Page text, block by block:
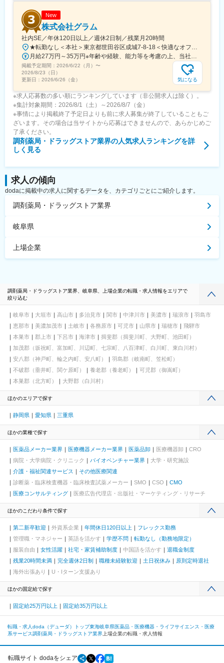
New
株式会社グラム
社内SE／年休120日以上／週休2日制／残業月20時間
★転勤なし＜本社＞東京都世田谷区成城7-8-18＜快適なオフィスも魅力！＞別荘みたいで解放感もあり、居心地抜群のオフィスです！※屋内全面禁煙
月給27万円～35万円※年齢や経験、能力等を考慮の上、当社規定により決定・優遇いたします。※残業代は別途全額支給。
掲載予定期間： 2026/6/22（月） 〜
2026/8/23（日）
更新日： 2026/6/26（金） 気になる
※求人応募数の多い順にランキングしています（非公開求人は除く）。
※集計対象期間：2026/8/1（土）～2026/8/7（金）
※事情により掲載終了予定日よりも前に求人募集が終了していることもご
ざいます。その場合は当サイトから応募はできませんので、あらかじめご
了承ください。
調剤薬局・ドラッグストア業界の人気求人ランキングを詳
しく見る
求人の傾向
dodaに掲載中の求人に関するデータを、カテゴリごとにご紹介します。
調剤薬局・ドラッグストア業界
岐阜県
上場企業
調剤薬局・ドラッグストア業界、岐阜県、上場企業の転職・求人情報をエリアで
絞り込む
岐阜市 大垣市 高山市 多治見市 関市 中津川市 美濃市 瑞浪市
羽島市
恵那市
美濃加茂市 土岐市 各務原市 可児市 山県市 瑞穂市
飛騨市
本巣市
郡上市 下呂市 海津市
揖斐郡（揖斐川町、大野町、池田町）
加茂郡（坂祝町、富加町、川辺町、七宗町、八百津町、白川町、東白川村）
安八郡（神戸町、輪之内町、安八町）
羽島郡（岐南町、笠松町）
不破郡（垂井町、関ケ原町）
養老郡（養老町）
可児郡（御嵩町）
本巣郡（北方町）
大野郡（白川村）
ほかのエリアで探す
静岡県 愛知県 三重県
ほかの業種で探す
医薬品メーカー業界 医療機器メーカー業界 医薬品卸 医療機器卸
CRO
病院・大学病院・クリニック
バイオベンチャー業界
大学・研究施設
介護・福祉関連サービス
その他医療関連
診断薬・臨床検査機器・臨床検査試薬メーカー
SMO CSO
CMO
医療コンサルティング
医療広告代理店・出版社・マーケティング・リサーチ
ほかのこだわり条件で探す
第二新卒歓迎 外資系企業 年間休日120日以上
フレックス勤務
管理職・マネジャー
英語を活かす 学歴不問
転勤なし（勤務地限定）
服装自由
女性活躍 社宅・家賃補助制度 中国語を活かす
退職金制度
残業20時間未満
完全週休2日制 職種未経験歓迎 土日祝休み
原則定時退社
海外出張あり
U・Iターン支援あり
ほかの固定給で探す
固定給25万円以上 固定給35万円以上
転職・求人doda（デューダ）トップ東海岐阜県医薬品・医療機器・ライフサイエンス・医療
系サービス調剤薬局・ドラッグストア業界 上場企業の転職・求人情報
転職サイト dodaをシェア